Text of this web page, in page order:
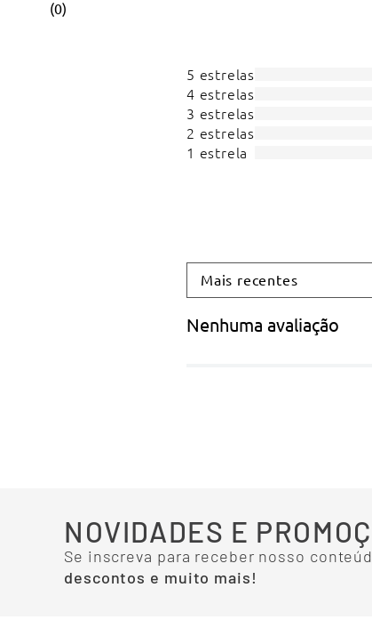
(0)
5 estrelas
4 estrelas
3 estrelas
2 estrelas
1 estrela
Mais recentes
Nenhuma avaliação
NOVIDADES E
Se inscreva para receber nosso
descontos e muito mais!